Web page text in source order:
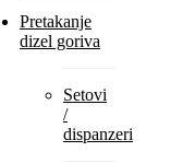
Pretakanje
dizel goriva
Setovi
/
dispanzeri